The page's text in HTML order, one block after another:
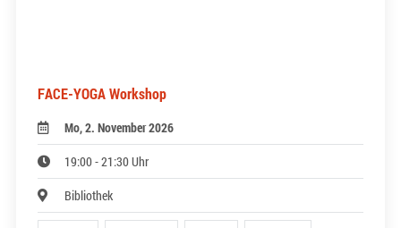
FACE-YOGA Workshop
Mo, 2. November 2026
19:00 - 21:30 Uhr
Bibliothek